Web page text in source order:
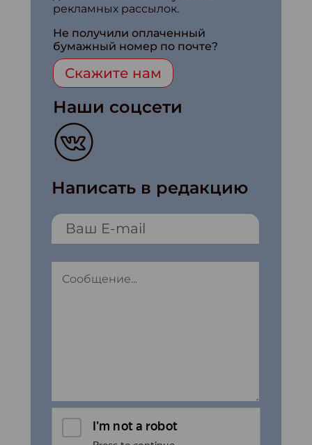
рекламных рассылок.
Не получили оплаченный
бумажный номер по почте?
Скажите нам
Наши соцсети
Написать в редакцию